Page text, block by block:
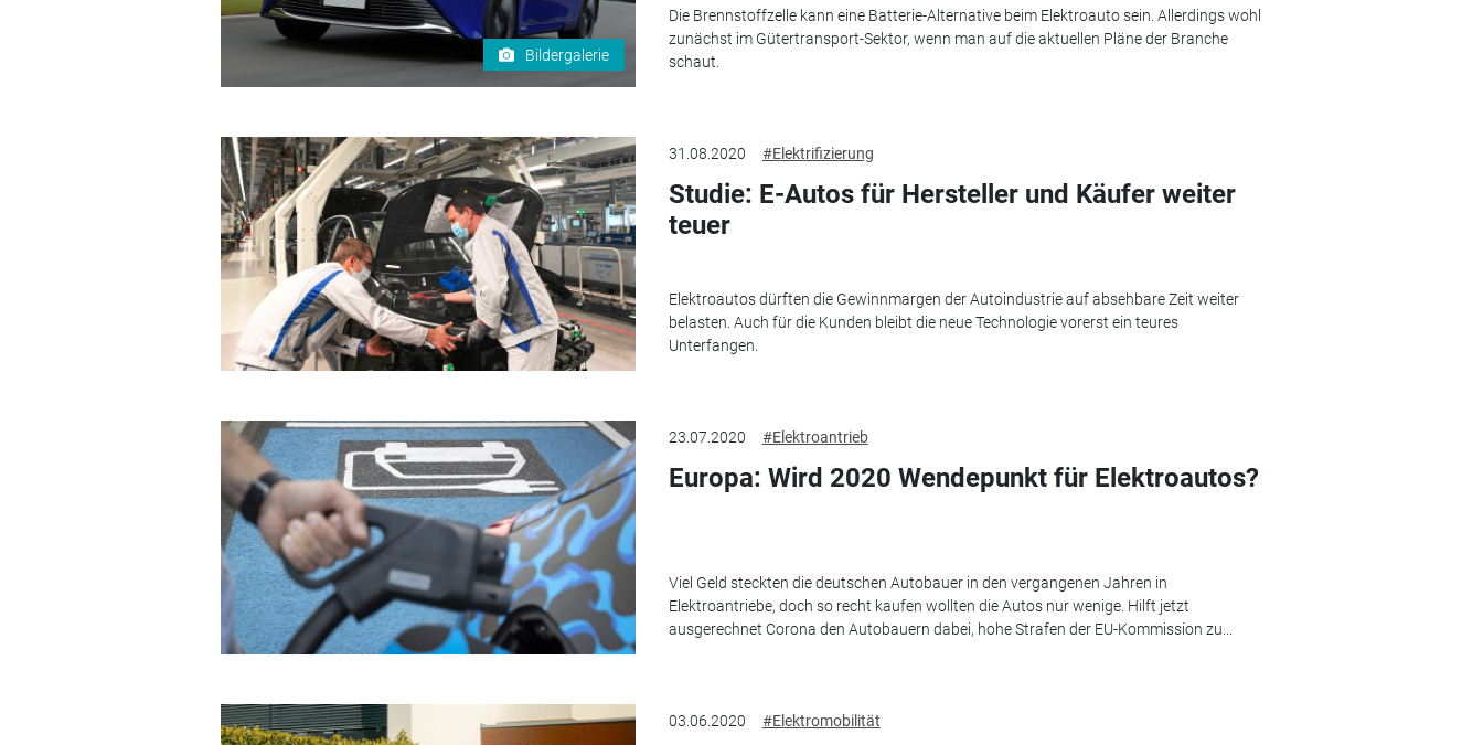
Bildergalerie
Die Brennstoffzelle kann eine Batterie-Alternative beim Elektroauto sein. Allerdings wohl
zunächst im Gütertransport-Sektor, wenn man auf die aktuellen Pläne der Branche
schaut.
31.08.2020 #Elektrifizierung
Studie: E-Autos für Hersteller und Käufer weiter
teuer
Elektroautos dürften die Gewinnmargen der Autoindustrie auf absehbare Zeit weiter
belasten. Auch für die Kunden bleibt die neue Technologie vorerst ein teures
Unterfangen.
23.07.2020 #Elektroantrieb
Europa: Wird 2020 Wendepunkt für Elektroautos?
Viel Geld steckten die deutschen Autobauer in den vergangenen Jahren in
Elektroantriebe, doch so recht kaufen wollten die Autos nur wenige. Hilft jetzt
ausgerechnet Corona den Autobauern dabei, hohe Strafen der EU-Kommission zu...
03.06.2020 #Elektromobilität